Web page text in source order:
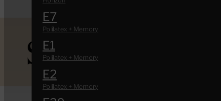
E7
E1
E2
Sintesy Extra